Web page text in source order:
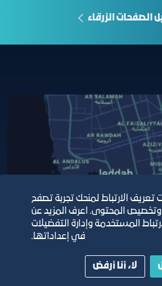
الصفحات الزرقاء
الارتباط لمنحك تجربة تصفح
وتخصيص المحتوى. اعرف المزيد عن
المستخدمة وإدارة التفضيلات
في إعداداتها.
لا، أنا أرفض